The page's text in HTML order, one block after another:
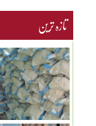
تازہ ترین